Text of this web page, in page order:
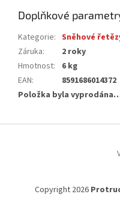
Doplňkové
Kategorie: Sněhové
Záruka:
2 roky
Hmotnost:
6 kg
EAN:
8591686014372
Položka byla
Copyright 2026